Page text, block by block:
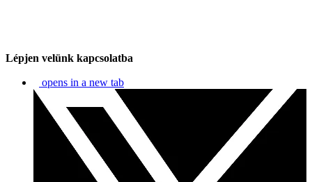
Lépjen velünk kapcsolatba
opens in a new tab